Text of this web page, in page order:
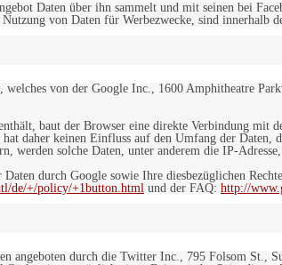
Daten über ihn sammelt und mit seinen bei
von Daten für Werbezwecke, sind innerhalb
welches von der Google Inc., 1600 Amphitheatre
baut der Browser eine direkte Verbindung
daher keinen Einfluss auf den Umfang der
werden solche Daten, unter anderem die IP-
durch Google sowie Ihre diesbezüglichen
de/+/policy/+1button.html und der FAQ: http://
angeboten durch die Twitter Inc., 795 Folsom